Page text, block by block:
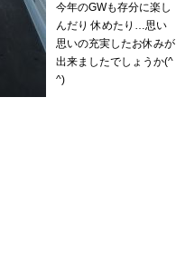
今年のGWも存分に楽し
んだり 休めたり…思い
思いの充実したお休みが
出来ましたでしょうか(^
^)